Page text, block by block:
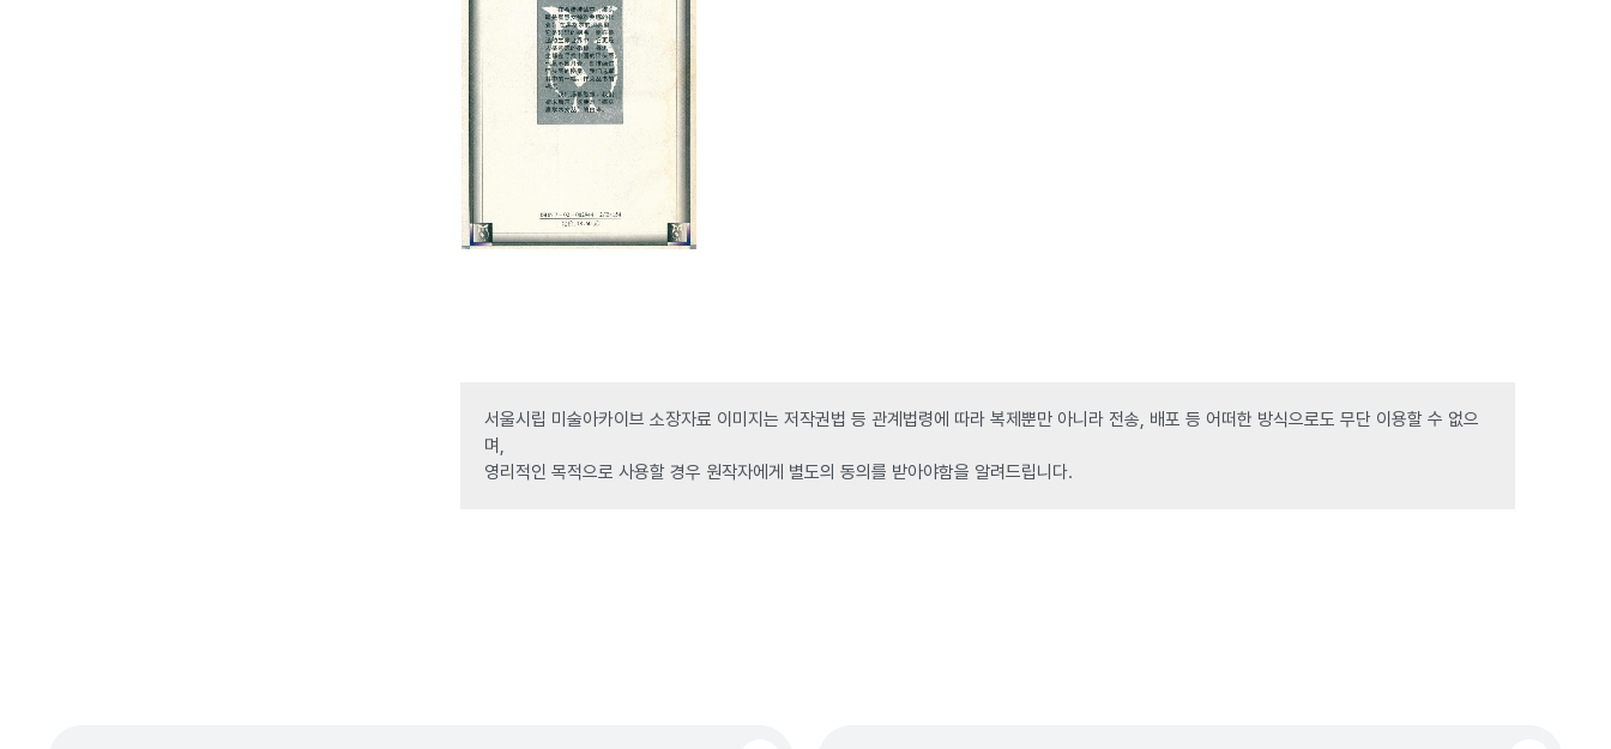
서울시립 미술아카이브 소장자료 이미지는 저작권법 등 관계법령에 따라 복제뿐만 아니라 전송, 배포 등 어떠한 방식으로도 무단 이용할 수 없으
며,
영리적인 목적으로 사용할 경우 원작자에게 별도의 동의를 받아야함을 알려드립니다.